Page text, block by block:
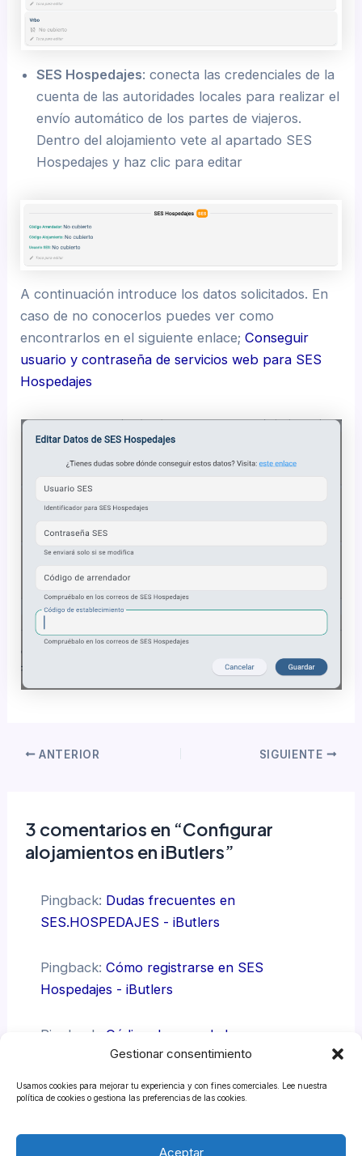
Gestionar consentimiento
Usamos cookies para mejorar tu experiencia y con fines comerciales. Lee nuestra
política de cookies o gestiona las preferencias de las cookies.
Aceptar
SES Hospedajes: conecta las credenciales de la
cuenta de las autoridades locales para realizar el
envío automático de los partes de viajeros.
Dentro del alojamiento vete al apartado SES
Hospedajes y haz clic para editar
A continuación introduce los datos solicitados. En
caso de no conocerlos puedes ver como
encontrarlos en el siguiente enlace;Conseguir
usuario y contraseña de servicios web para SES
Hospedajes
ANTERIOR SIGUIENTE
3 comentarios en “Configurar
alojamientos en iButlers”
Pingback: Dudas frecuentes en
SES.HOSPEDAJES - iButlers
Pingback: Cómo registrarse en SES
Hospedajes - iButlers
Pingback: Código de arrendador,
establecimiento, usuario y contraseña del